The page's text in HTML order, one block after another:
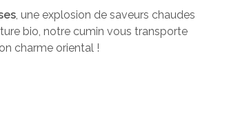
, une explosion de saveurs chaudes
bio, notre cumin vous transporte
charme oriental !